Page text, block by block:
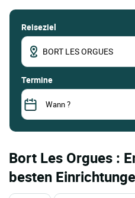
Reiseziel
termine
Bort Les Orgues :
besten